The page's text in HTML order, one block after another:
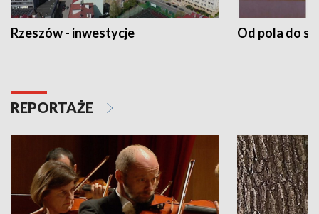
Rzeszów - inwestycje Od pola do
REPORTAŻE